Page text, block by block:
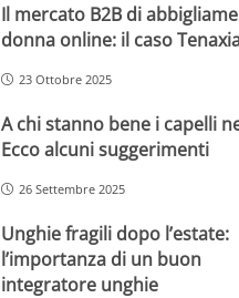
Il mercato B2B di
donna online: il caso
23 Ottobre 2025
A chi stanno bene i capelli
Ecco alcuni suggerimenti
26 Settembre 2025
Unghie fragili dopo l’estate:
l’importanza di un buon
integratore unghie